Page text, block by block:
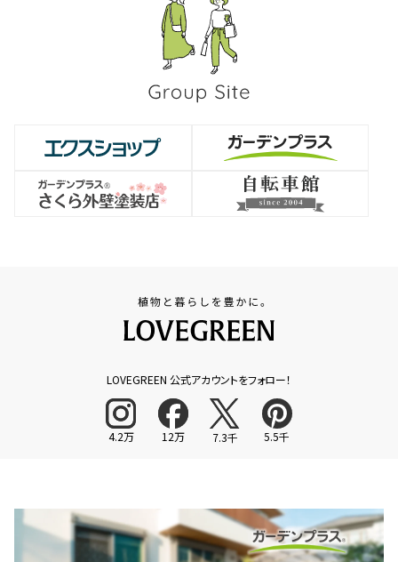
LOVEGREEN 公式アカウントをフォロー！
4.2万 12万 7.3千 5.5千